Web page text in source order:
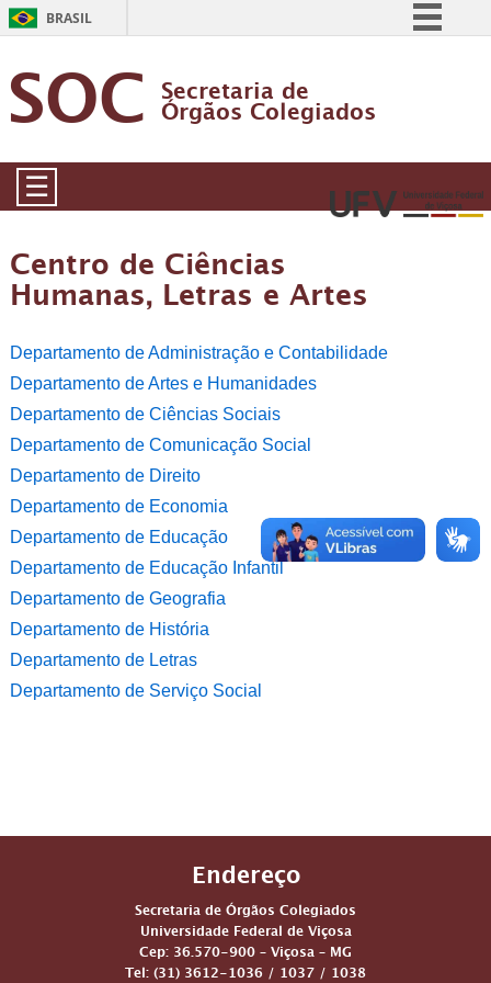
BRASIL
Comunica BR
Participe
Acesso à informação
Legislação
SOC Secretaria de
Órgãos Colegiados
☰
Centro de Ciências
Humanas, Letras e Artes
Departamento de Administração e Contabilidade
Departamento de Artes e Humanidades
Departamento de Ciências Sociais
Departamento de Comunicação Social
Departamento de Direito
Departamento de Economia
Departamento de Educação
Departamento de Educação Infantil
Departamento de Geografia
Departamento de História
Departamento de Letras
Departamento de Serviço Social
Endereço
Secretaria de Órgãos Colegiados
Universidade Federal de Viçosa
Cep: 36.570-900 – Viçosa – MG
Tel: (31) 3612-1036 / 1037 / 1038